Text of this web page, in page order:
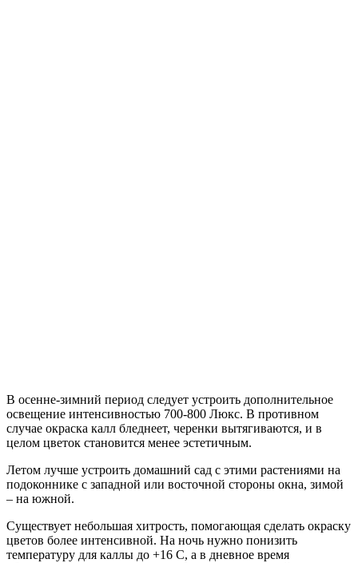
В осенне-зимний период следует устроить дополнительное
освещение интенсивностью 700-800 Люкс. В противном
случае окраска калл бледнеет, черенки вытягиваются, и в
целом цветок становится менее эстетичным.
Летом лучше устроить домашний сад с этими растениями на
подоконнике с западной или восточной стороны окна, зимой
– на южной.
Существует небольшая хитрость, помогающая сделать окраску
цветов более интенсивной. На ночь нужно понизить
температуру для каллы до +16 C, а в дневное время